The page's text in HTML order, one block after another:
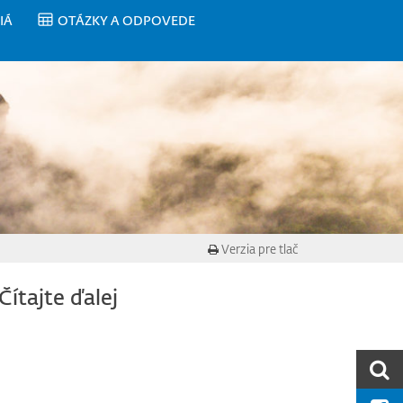
OTÁZKY A ODPOVEDE
Verzia pre tlač
ďalej